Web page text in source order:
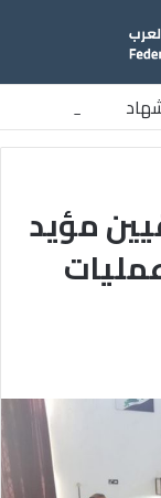
وسط قطاع غزة
مؤيد